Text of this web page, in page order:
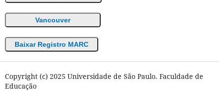
Vancouver
Baixar Registro MARC
Copyright (c) 2025 Universidade de São Paulo. Faculdade de
Educação